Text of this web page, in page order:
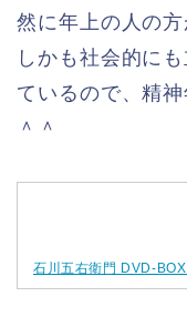
然に年上の人の
しかも社会的に
ているので、精
＾＾
石川五右衛門 DVD-